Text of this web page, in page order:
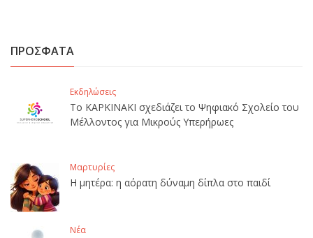
ΠΡΟΣΦΑΤΑ
Εκδηλώσεις
Το ΚΑΡΚΙΝΑΚΙ σχεδιάζει το Ψηφιακό Σχολείο του
Μέλλοντος για Μικρούς Υπερήρωες
Μαρτυρίες
Η μητέρα: η αόρατη δύναμη δίπλα στο παιδί
Νέα